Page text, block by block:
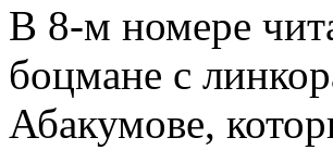
В 8-м номере
боцмане с
Абакумове,